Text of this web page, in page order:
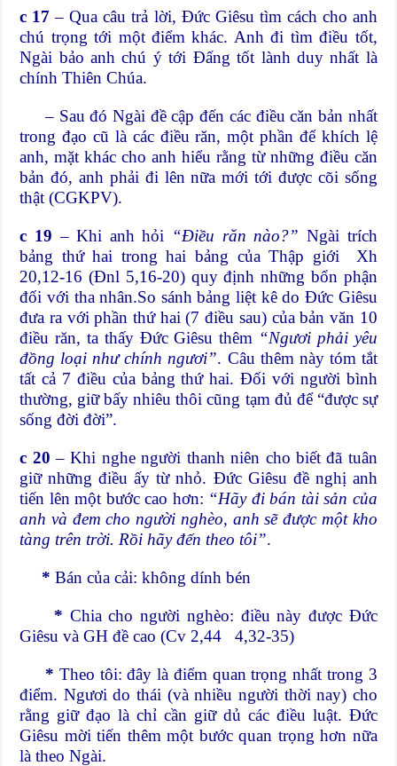
c 17– Qua câu trả lời, Đức Giêsu tìm cách cho anh
chú trọng tới một điểm khác. Anh đi tìm điều tốt,
Ngài bảo anh chú ý tới Đấng tốt lành duy nhất là
chính Thiên Chúa.
– Sau đó Ngài đề cập đến các điều căn bản nhất
trong đạo cũ là các điều răn, một phần để khích lệ
anh, mặt khác cho anh hiểu rằng từ những điều căn
bản đó, anh phải đi lên nữa mới tới được cõi sống
thật (CGKPV).
c 19 – Khi anh hỏi “Điều răn nào?” Ngài trích
bảng thứ hai trong hai bảng của Thập giới Xh
20,12-16 (Đnl 5,16-20) quy định những bổn phận
đối với tha nhân.So sánh bảng liệt kê do Đức Giêsu
đưa ra với phần thứ hai (7 điều sau) của bản văn 10
điều răn, ta thấy Đức Giêsu thêm “Ngươi phải yêu
đồng loại như chính ngươi”. Câu thêm này tóm tắt
tất cả 7 điều của bảng thứ hai. Đối với người bình
thường, giữ bấy nhiêu thôi cũng tạm đủ để “được sự
sống đời đời”.
c 20 – Khi nghe người thanh niên cho biết đã tuân
giữ những điều ấy từ nhỏ. Đức Giêsu đề nghị anh
tiến lên một bước cao hơn: “Hãy đi bán tài sản của
anh và đem cho người nghèo, anh sẽ được một kho
tàng trên trời. Rồi hãy đến theo tôi”.
*Bán của cải: không dính bén
* Chia cho người nghèo: điều này được Đức
Giêsu và GH đề cao (Cv 2,44 4,32-35)
* Theo tôi: đây là điểm quan trọng nhất trong 3
điểm. Ngươi do thái (và nhiều người thời nay) cho
rằng giữ đạo là chỉ cần giữ dủ các điều luật. Đức
Giêsu mời tiến thêm một bước quan trọng hơn nữa
là theo Ngài.